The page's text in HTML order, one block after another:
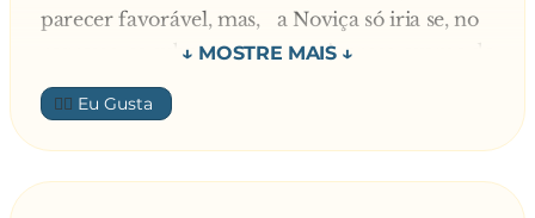
parecer favorável, mas, a Noviça só iria se, no
regresso, se submetesse a um rigoroso exame de
virgindade. A Noviça foi posta ao corrente
desta condição. Aceitou-a e meteu-se ao
caminho.
Ao cabo de dez dias, quando regressou ao
👍🏼